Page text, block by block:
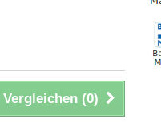
Vergleichen (0)